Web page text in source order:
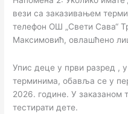
вези са заказивањем
телефон ОШ „Свети Сава“
Максимовић, овлашћено
Упис деце у први разред ,
терминима, обавља се у
2026. године. У заказаном
тестирати дете.